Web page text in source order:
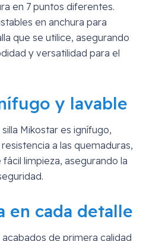
en 7 puntos diferentes.
en anchura para
que se utilice, asegurando
y versatilidad para el
y lavable
Mikostar es ignífugo,
a las quemaduras,
limpieza, asegurando la
en cada detalle
de primera calidad